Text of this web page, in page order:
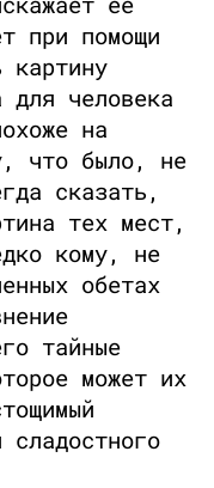
при помощи
картину
человека
на
что было, не
сказать,
тех мест,
кому, не
обетах
тайные
может их
сладостного